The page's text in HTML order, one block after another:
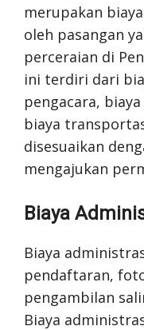
merupakan
oleh pasangan
perceraian di
ini terdiri dari
pengacara,
biaya
disesuaikan
mengajukan
Biaya
Biaya
pendaftaran,
pengambilan
Biaya